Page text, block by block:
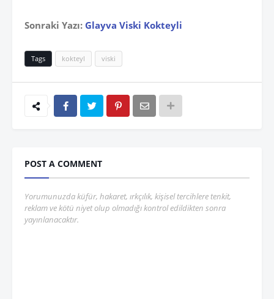
Sonraki Yazı: Glayva Viski Kokteyli
Tags kokteyl viski
POST A COMMENT
Yorumunuzda küfür, hakaret, ırkçılık, kişisel tercihlere tenkit,
reklam ve kötü niyet olup olmadığı kontrol edildikten sonra
yayınlanacaktır.